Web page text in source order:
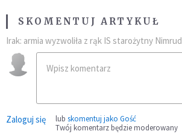
SKOMENTUJ ARTYKUŁ
Irak: armia wyzwoliła z rąk IS starożytny Nimrud
Zaloguj się lub skomentuj jako Gość
Twój komentarz będzie moderowany